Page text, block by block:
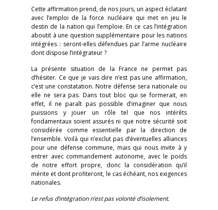
Cette affirmation prend, de nos jours, un aspect éclatant
avec l’emploi de la force nucléaire qui met en jeu le
destin de la nation qui l’emploie. En ce cas l’intégration
aboutit à une question supplémentaire pour les nations
intégrées : seront-elles défendues par l’arme nucléaire
dont dispose l’intégrateur ?
La présente situation de la France ne permet pas
d’hésiter. Ce que je vais dire n’est pas une affirmation,
c’est une constatation. Notre défense sera nationale ou
elle ne sera pas. Dans tout bloc qui se formerait, en
effet, il ne paraît pas possible d’imaginer que nous
puissions y jouer un rôle tel que nos intérêts
fondamentaux soient assurés ni que notre sécurité soit
considérée comme essentielle par la direction de
l’ensemble. Voilà qui n’exclut pas d’éventuelles alliances
pour une défense commune, mais qui nous invite à y
entrer avec commandement autonome, avec le poids
de notre effort propre, donc la considération qu’il
mérite et dont profiteront, le cas échéant, nos exigences
nationales.
Le refus d’intégration n’est pas volonté d’isolement.